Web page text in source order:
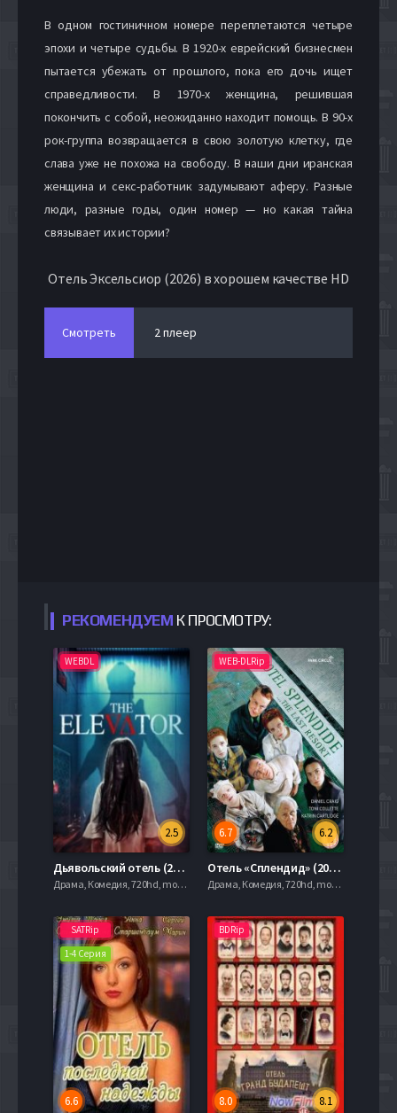
В одном гостиничном номере переплетаются четыре
эпохи и четыре судьбы. В 1920-х еврейский бизнесмен
пытается убежать от прошлого, пока его дочь ищет
справедливости. В 1970-х женщина, решившая
покончить с собой, неожиданно находит помощь. В 90-х
рок-группа возвращается в свою золотую клетку, где
слава уже не похожа на свободу. В наши дни иранская
женщина и секс-работник задумывают аферу. Разные
люди, разные годы, один номер — но какая тайна
связывает их истории?
Отель Эксельсиор (2026) в хорошем качестве HD
Смотреть 2 плеер
РЕКОМЕНДУЕМ К ПРОСМОТРУ:
WEBDL
2.5
Дьявольский отель (2022)
Драма, Комедия, 720hd, mobilen,
WEB-DLRip
6.2
6.7
Отель «Сплендид» (2000)
Драма, Комедия, 720hd, mobilen,
SATRip
1-4 Серия
6.6
BDRip
8.1
8.0